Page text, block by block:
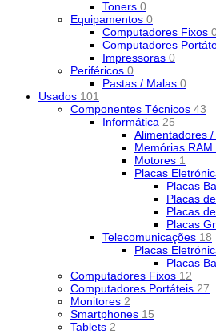
Toners 0
Equipamentos 0
Computadores Fixos
Computadores
Impressoras 0
Periféricos 0
Pastas / Malas 0
Usados 101
Componentes Técnicos 43
Informática 25
Alimentadores
Memórias RAM
Motores 1
Placas
Placas
Placas
Placas
Placas
Telecomunicações 18
Placas
Placas
Computadores Fixos 12
Computadores Portáteis 27
Monitores 2
Smartphones 15
Tablets 2